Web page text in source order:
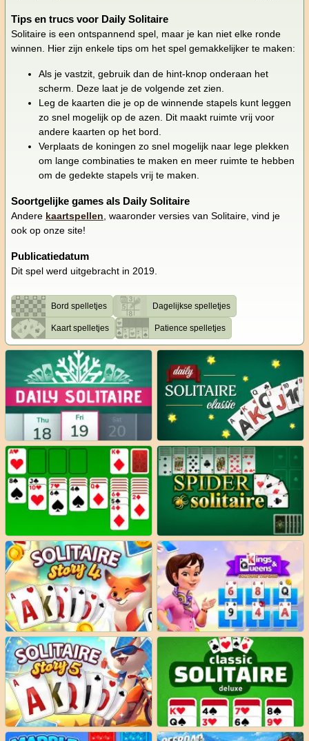
Tips en trucs voor Daily Solitaire
Solitaire is een ontspannend spel, maar je kan niet elke ronde
winnen. Hier zijn enkele tips om het spel gemakkelijker te maken:
Als je vastzit, gebruik dan de hint-knop onderaan het
scherm. Deze laat je de volgende zet zien.
Leg de kaarten die je op de winnende stapels kunt leggen
zo snel mogelijk op de azen. Dit maakt ruimte vrij voor
andere kaarten op het bord.
Verplaats de koningen zo snel mogelijk naar lege plekken
om lange combinaties te maken en meer ruimte te hebben
om de gedekte stapels vrij te maken.
Soortgelijke games als Daily Solitaire
Andere kaartspellen, waaronder versies van Solitaire, vind je
ook op onze site!
Publicatiedatum
Dit spel werd uitgebracht in 2019.
Bord spelletjes Dagelijkse spelletjes
Kaart spelletjes Patience spelletjes